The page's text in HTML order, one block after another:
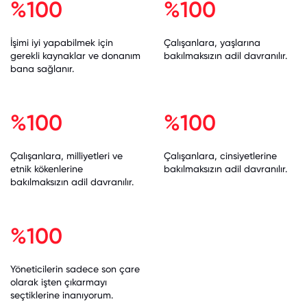
%100
İşimi iyi yapabilmek için
gerekli kaynaklar ve donanım
bana sağlanır.
%100
Çalışanlara, yaşlarına
bakılmaksızın adil davranılır.
%100
Çalışanlara, milliyetleri ve
etnik kökenlerine
bakılmaksızın adil davranılır.
%100
Çalışanlara, cinsiyetlerine
bakılmaksızın adil davranılır.
%100
Yöneticilerin sadece son çare
olarak işten çıkarmayı
seçtiklerine inanıyorum.